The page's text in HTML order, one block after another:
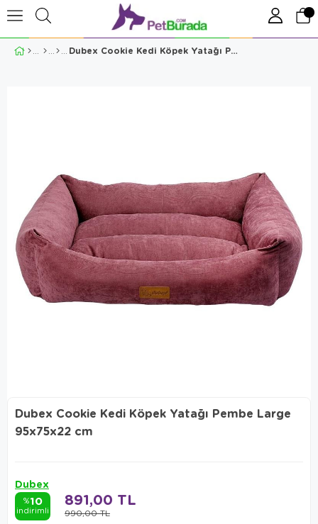
Dubex Cookie Kedi Köpek Yatağı Pembe Large 95x75x22 cm
Dubex Cookie Kedi Köpek Yatağı Pembe Large
95x75x22 cm
Dubex
%10
indirimli 990,00 TL
891,00 TL